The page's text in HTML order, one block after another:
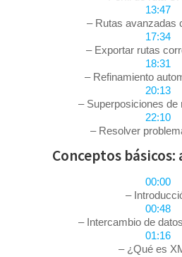
13:47
– Rutas avanzadas
17:34
– Exportar rutas
18:31
– Refinamiento
20:13
– Superposiciones de
22:10
– Resolver
Conceptos básicos:
00:00
–
00:48
– Intercambio de
01:16
– ¿Qué es